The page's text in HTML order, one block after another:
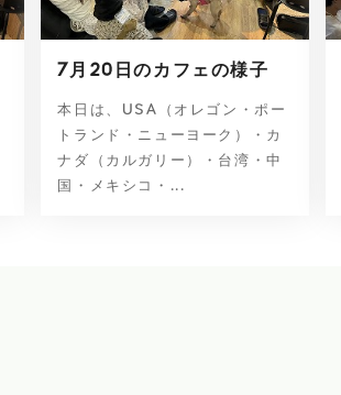
7月20日のカフェの様子
本日は、USA（オレゴン・ポー
トランド・ニューヨーク）・カ
ナダ（カルガリー）・台湾・中
国・メキシコ・...